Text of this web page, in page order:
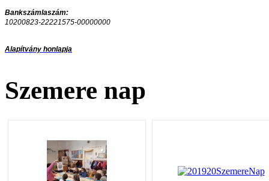
Bankszámlaszám:
10200823-22221575-00000000
Alapítvány honlapja
Szemere nap